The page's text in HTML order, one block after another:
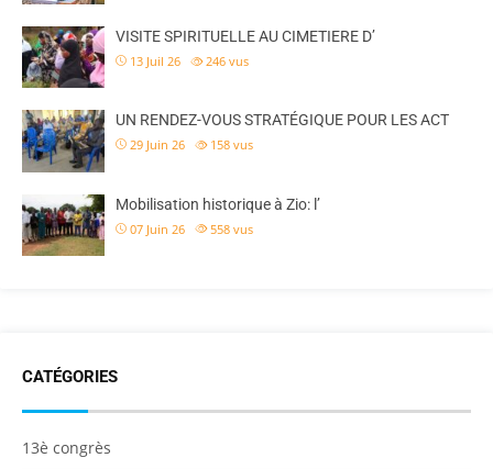
VISITE SPIRITUELLE AU CIMETIERE D’
13 Juil 26 246 vus
UN RENDEZ-VOUS STRATÉGIQUE POUR LES ACT
29 Juin 26 158 vus
Mobilisation historique à Zio: l’
07 Juin 26 558 vus
CATÉGORIES
13è congrès